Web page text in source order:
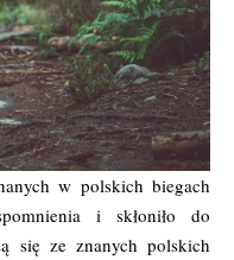
w polskich biegach
i skłoniło do
się ze znanych polskich